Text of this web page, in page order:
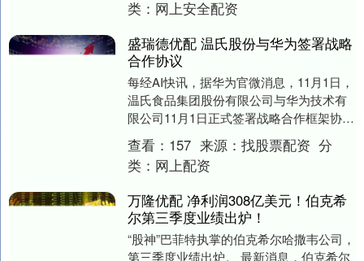
类： 网上安全配资
盛瑞德优配 温氏股份与华为签署战略
合作协议
每经AI快讯，据华为官微消息，11月1日，
温氏食品集团股份有限公司与华为技术有
限公司11月1日正式签署战略合作框架协
议。双方将围绕“建设运维‘温氏云’、现代信
息....
查看： 157 来源： 找股票配资 分
类： 网上配资
万隆优配 净利润308亿美元！伯克希
尔第三季度业绩出炉！
“股神”巴菲特执掌的伯克希尔哈撒韦公司，
第三季度业绩出炉。 最新消息，伯克希尔